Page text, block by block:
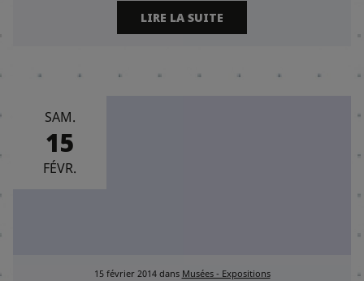
LIRE LA SUITE
SAM.
15
FÉVR.
15 février 2014 dans Musées - Expositions